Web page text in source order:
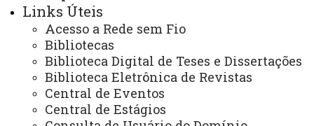
Links Úteis
Acesso a Rede sem Fio
Bibliotecas
Biblioteca Digital de Teses e Dissertações
Biblioteca Eletrônica de Revistas
Central de Eventos
Central de Estágios
NUFOPE - Núcleo de Formação Docente e Prática de Ensino
NUTE - Núcleo de Telemedicina
Núcleos Complementares
PROGRAMAS INSTITUCIONAIS